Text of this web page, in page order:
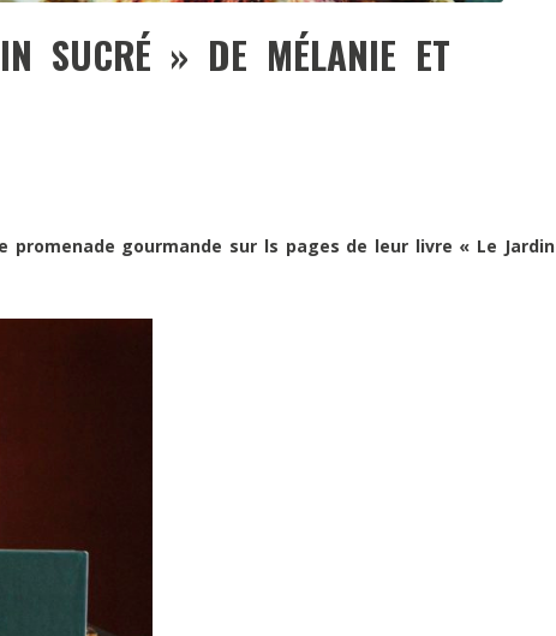
SUCRÉ » DE MÉLANIE ET
gourmande sur ls pages de leur livre « Le Jardin